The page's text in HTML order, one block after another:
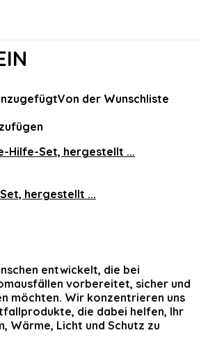
Von der Wunschliste
hergestellt ...
entwickelt, die bei
vorbereitet, sicher und
möchten. Wir konzentrieren uns
die dabei helfen, Ihr
Wärme, Licht und Schutz zu